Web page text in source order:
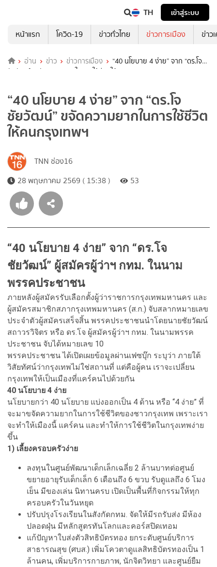
TH
เข้าสู่ระบบ
หน้าแรก
โควิด-19 ข่าวทั่วไทย ข่าวการเมือง ข่าว
อ่าน ข่าว ข่าวการเมือง
“40 นโยบาย 4 ง่าย” จาก “ดร.โจ
ชัยวัฒน์” ขจัดความยากในการใช้ชีวิตให้คนกรุงเทพฯ
“40 นโยบาย 4 ง่าย” จาก “ดร.โจ
ชัยวัฒน์” ขจัดความยากในการใช้ชีวิต
ให้คนกรุงเทพฯ
TNN ช่อง16
28 พฤษภาคม 2569 ( 15:38 )
53
“40 นโยบาย 4 ง่าย” จาก “ดร.โจ
ชัยวัฒน์” ผู้สมัครผู้ว่าฯ กทม. ในนาม
พรรคประชาชน
ภายหลังผู้สมัครรับเลือกตั้งผู้ว่าราชการกรุงเทพมหานคร และ
ผู้สมัครสมาชิกสภากรุงเทพมหานคร (ส.ก.) จับสลากหมายเลข
ประจำตัวผู้สมัครเสร็จสิ้น พรรคประชาชนนำโดยนายชัยวัฒน์
สถาวรวิจิตร หรือ ดร.โจ ผู้สมัครผู้ว่าฯ กทม. ในนามพรรค
ประชาชน จับได้หมายเลข 10
พรรคประชาชน ได้เปิดเผยข้อมูลผ่านเฟซบุ๊ก ระบุว่า ภายใต้
วิสัยทัศน์ว่ากรุงเทพไม่ใช่สถานที่ แต่คือผู้คน เราจะเปลี่ยน
กรุงเทพให้เป็นเมืองที่แคร์คนไปด้วยกัน
40 นโยบาย 4 ง่าย
นโยบายกว่า 40 นโยบาย แบ่งออกเป็น 4 ด้าน หรือ “4 ง่าย” ที่
จะมาขจัดความยากในการใช้ชีวิตของชาวกรุงเทพ เพราะเรา
จะทำให้เมืองนี้ แคร์คน และทำให้การใช้ชีวิตในกรุงเทพง่าย
ขึ้น
1) เลี้ยงครอบครัวง่าย
ลงทุนในศูนย์พัฒนาเด็กเล็กเฉลี่ย 2 ล้านบาทต่อศูนย์
ขยายอายุรับเด็กเล็ก 6 เดือนถึง 6 ขวบ รับดูแลถึง 6 โมง
เย็น มีของเล่น นิทานครบ เปิดเป็นพื้นที่กิจกรรมให้ทุก
ครอบครัวในวันหยุด
ปรับปรุงโรงเรียนในสังกัดกทม. จัดให้มีรถรับส่ง มีห้อง
ปลอดฝุ่น มีหลักสูตรทันโลกและคอร์สปิดเทอม
แก้ปัญหาใบส่งตัวสิทธิบัตรทอง ยกระดับศูนย์บริการ
สาธารณสุข (ศบส.) เพิ่มโควตาดูแลสิทธิบัตรทองเป็น 1
ล้านคน, เพิ่มบริการกายภาพ, นักจิตวิทยา และศูนย์ยืม